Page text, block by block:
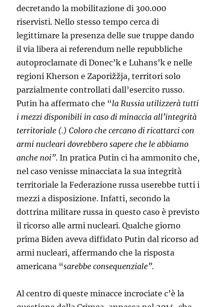
decretando la mobilitazione di 300.000
riservisti. Nello stesso tempo cerca di
legittimare la presenza delle sue truppe dando
il via libera ai referendum nelle repubbliche
autoproclamate di Donec’k e Luhans’k e nelle
regioni Kherson e Zaporižžja, territori solo
parzialmente controllati dall’esercito russo.
Putin ha affermato che “la Russia utilizzerà tutti
i mezzi disponibili in caso di minaccia all’integrità
territoriale (.) Coloro che cercano di ricattarci con
armi nucleari dovrebbero sapere che le abbiamo
anche noi”. In pratica Putin ci ha ammonito che,
nel caso venisse minacciata la sua integrità
territoriale la Federazione russa userebbe tutti i
mezzi a disposizione. Infatti, secondo la
dottrina militare russa in questo caso è previsto
il ricorso alle armi nucleari. Qualche giorno
prima Biden aveva diffidato Putin dal ricorso ad
armi nucleari, affermando che la risposta
americana “sarebbe consequenziale”.
Al centro di queste minacce incrociate c’è la